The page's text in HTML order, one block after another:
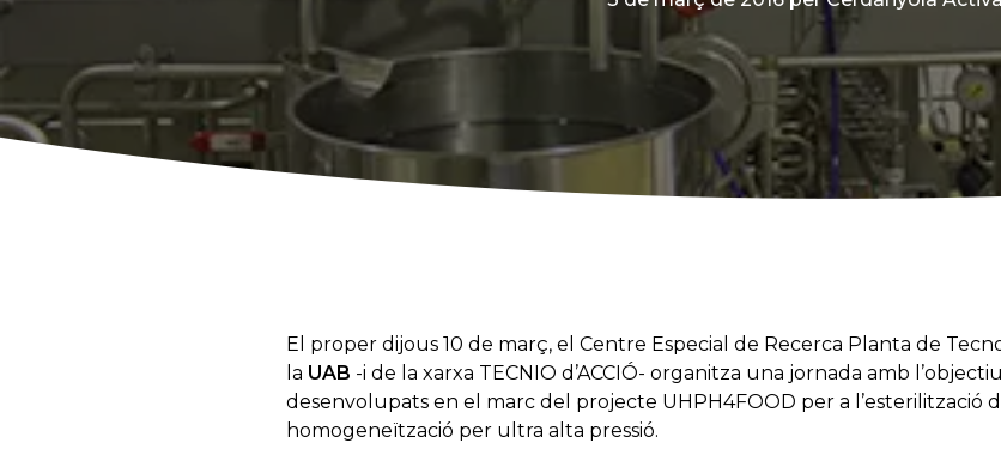
El proper dijous 10 de març, el Centre Especial de Recerca Planta de
la UAB -i de la xarxa TECNIO d’ACCIÓ- organitza una jornada amb
desenvolupats en el marc del projecte UHPH4FOOD per a l’esterilització
homogeneïtzació per ultra alta pressió.